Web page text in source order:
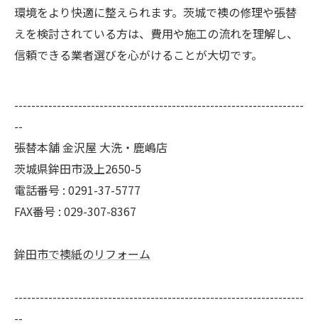
環境をより快適に整えられます。茨城で襖の修理や張替
えを検討されている方は、費用や施工の流れを理解し、
信頼できる業者選びを心がけることが大切です。
--------------------------------------------------------------------
--
張替本舗 金沢屋 大洗・鹿嶋店
茨城県鉾田市汲上2650-5
電話番号 : 0291-37-5777
FAX番号 : 029-307-8367
鉾田市で襖紙のリフォーム
--------------------------------------------------------------------
--